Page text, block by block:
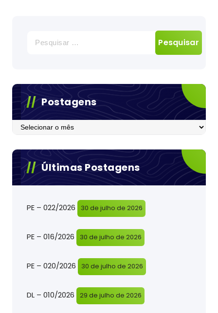
por:
Postagens
Postagens
Últimas Postagens
PE – 022/2026 30 de julho de 2026
PE – 016/2026 30 de julho de 2026
PE – 020/2026 30 de julho de 2026
DL – 010/2026 29 de julho de 2026